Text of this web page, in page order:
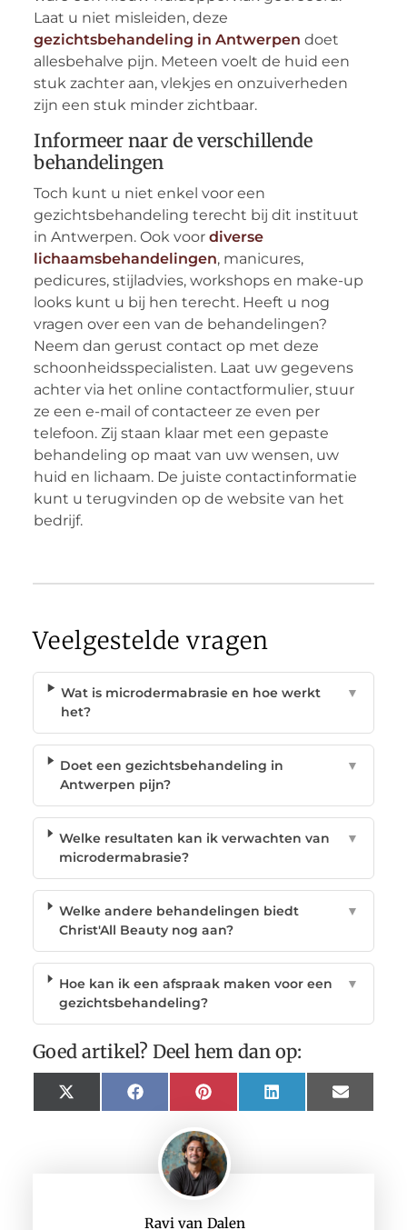
Ravi van Dalen
Laat u niet misleiden, deze
gezichtsbehandeling in Antwerpen doet
allesbehalve pijn. Meteen voelt de huid een
stuk zachter aan, vlekjes en onzuiverheden
zijn een stuk minder zichtbaar.
Informeer naar de verschillende
behandelingen
Toch kunt u niet enkel voor een
gezichtsbehandeling terecht bij dit instituut
in Antwerpen. Ook voor diverse
lichaamsbehandelingen, manicures,
pedicures, stijladvies, workshops en make-up
looks kunt u bij hen terecht. Heeft u nog
vragen over een van de behandelingen?
Neem dan gerust contact op met deze
schoonheidsspecialisten. Laat uw gegevens
achter via het online contactformulier, stuur
ze een e-mail of contacteer ze even per
telefoon. Zij staan klaar met een gepaste
behandeling op maat van uw wensen, uw
huid en lichaam. De juiste contactinformatie
kunt u terugvinden op de website van het
bedrijf.
Veelgestelde vragen
Wat is microdermabrasie en hoe werkt
het?
▼
Doet een gezichtsbehandeling in
Antwerpen pijn?
▼
Welke resultaten kan ik verwachten van
microdermabrasie?
▼
Welke andere behandelingen biedt
Christ'All Beauty nog aan?
▼
Hoe kan ik een afspraak maken voor een
gezichtsbehandeling?
▼
Goed artikel? Deel hem dan op:
X
(Twitter)
FacebookPinterest LinkedIn Email